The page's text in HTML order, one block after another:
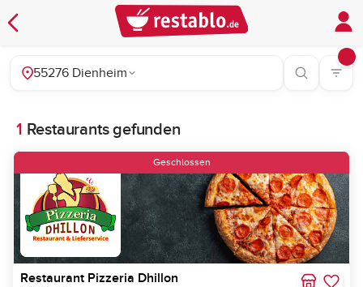
55276 Dienheim
1 Restaurants gefunden
Geschlossen
Restaurant Pizzeria Dhillon